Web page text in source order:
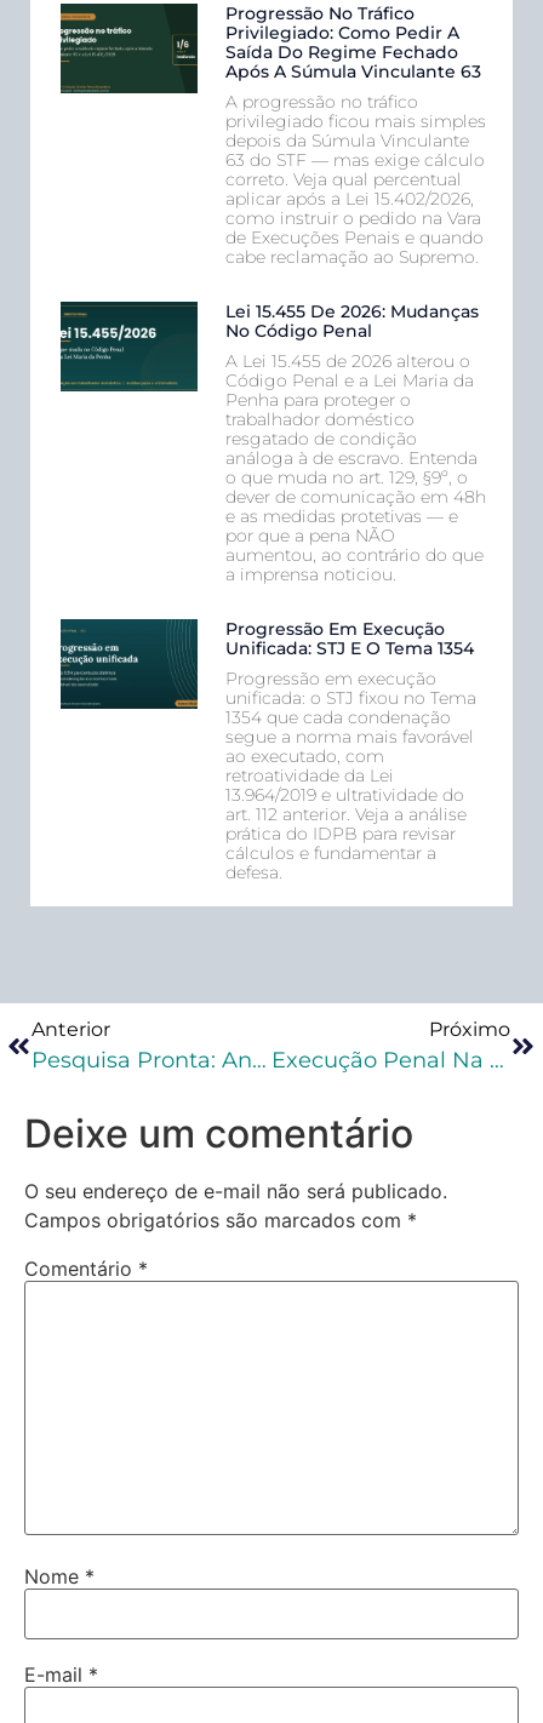
Progressão No Tráfico
Privilegiado: Como Pedir A
Saída Do Regime Fechado
Após A Súmula Vinculante 63
A progressão no tráfico
privilegiado ficou mais simples
depois da Súmula Vinculante
63 do STF — mas exige cálculo
correto. Veja qual percentual
aplicar após a Lei 15.402/2026,
como instruir o pedido na Vara
de Execuções Penais e quando
cabe reclamação ao Supremo.
Lei 15.455 De 2026: Mudanças
No Código Penal
A Lei 15.455 de 2026 alterou o
Código Penal e a Lei Maria da
Penha para proteger o
trabalhador doméstico
resgatado de condição
análoga à de escravo. Entenda
o que muda no art. 129, §9º, o
dever de comunicação em 48h
e as medidas protetivas — e
por que a pena NÃO
aumentou, ao contrário do que
a imprensa noticiou.
Progressão Em Execução
Unificada: STJ E O Tema 1354
Progressão em execução
unificada: o STJ fixou no Tema
1354 que cada condenação
segue a norma mais favorável
ao executado, com
retroatividade da Lei
13.964/2019 e ultratividade do
art. 112 anterior. Veja a análise
prática do IDPB para revisar
cálculos e fundamentar a
defesa.
Anterior
Pesquisa Pronta: Antecedentes Do Réu. Teoria Do Direito Ao Esquecimento. Aplicabilidade?
Próximo
Execução Penal Na Prática
Deixe um comentário
O seu endereço de e-mail não será publicado.
Campos obrigatórios são marcados com *
Comentário *
Nome *
E-mail *